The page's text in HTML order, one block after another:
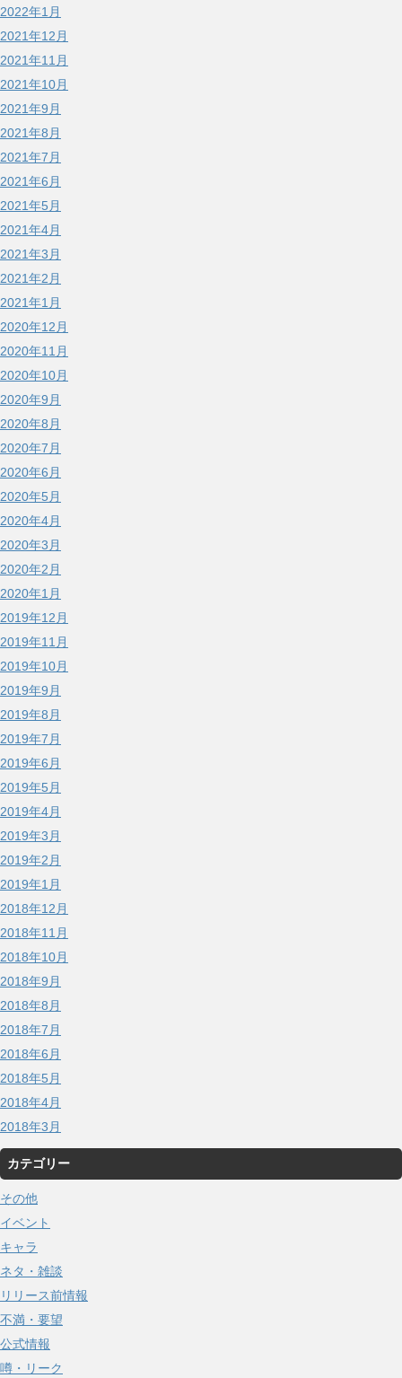
2022年1月
2021年12月
2021年11月
2021年10月
2021年9月
2021年8月
2021年7月
2021年6月
2021年5月
2021年4月
2021年3月
2021年2月
2021年1月
2020年12月
2020年11月
2020年10月
2020年9月
2020年8月
2020年7月
2020年6月
2020年5月
2020年4月
2020年3月
2020年2月
2020年1月
2019年12月
2019年11月
2019年10月
2019年9月
2019年8月
2019年7月
2019年6月
2019年5月
2019年4月
2019年3月
2019年2月
2019年1月
2018年12月
2018年11月
2018年10月
2018年9月
2018年8月
2018年7月
2018年6月
2018年5月
2018年4月
2018年3月
カテゴリー
その他
イベント
キャラ
ネタ・雑談
リリース前情報
不満・要望
公式情報
噂・リーク